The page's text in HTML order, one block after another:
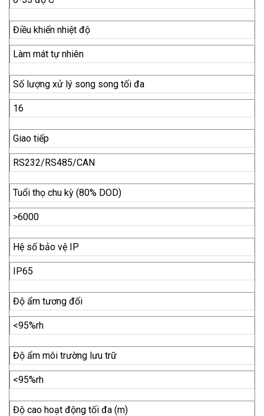
Điều khiển nhiệt độ
Làm mát tự nhiên
Số lượng xử lý song song tối đa
16
Giao tiếp
RS232/RS485/CAN
Tuổi thọ chu kỳ (80% DOD)
>6000
Hệ số bảo vệ IP
IP65
Độ ẩm tương đối
<95%rh
Độ ẩm môi trường lưu trữ
<95%rh
Độ cao hoạt động tối đa (m)